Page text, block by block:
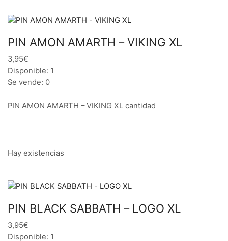
PIN AMON AMARTH – VIKING XL
3,95€
Disponible: 1
Se vende: 0
PIN AMON AMARTH – VIKING XL cantidad
Hay existencias
PIN BLACK SABBATH – LOGO XL
3,95€
Disponible: 1